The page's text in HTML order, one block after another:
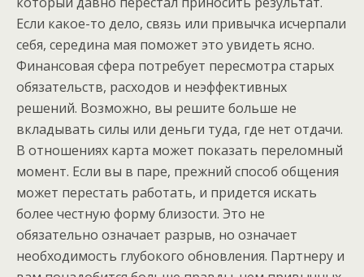
Если какое-то дело, связь или привычка исчерпали
себя, середина мая поможет это увидеть ясно.
Финансовая сфера потребует пересмотра старых
обязательств, расходов и неэффективных
решений. Возможно, вы решите больше не
вкладывать силы или деньги туда, где нет отдачи.
В отношениях карта может показать переломный
момент. Если вы в паре, прежний способ общения
может перестать работать, и придется искать
более честную форму близости. Это не
обязательно означает разрыв, но означает
необходимость глубокого обновления. Партнеру и